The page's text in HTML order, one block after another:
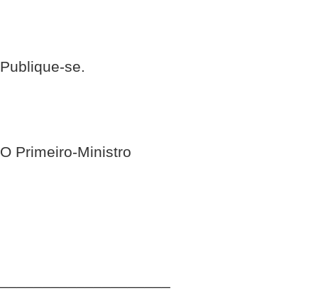
Publique-se.
O Primeiro-Ministro